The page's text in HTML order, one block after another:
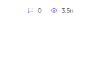
0 3.5к.